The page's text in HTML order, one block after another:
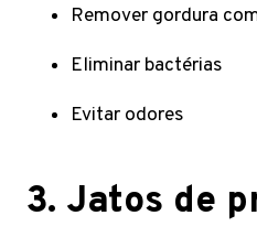
Remover gordura
Eliminar bactérias
Evitar odores
3. Jatos de